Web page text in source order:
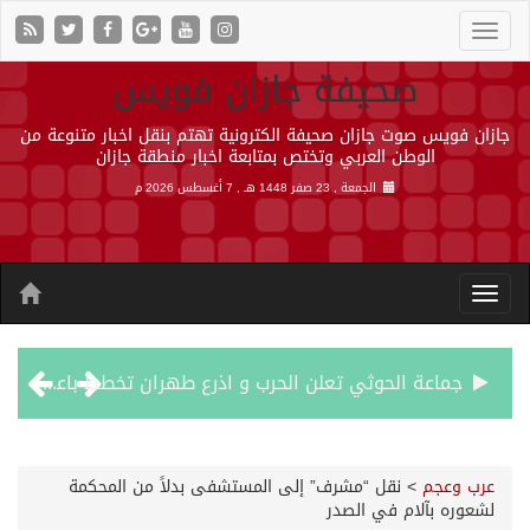
صحيفة جازان فويس
جازان فويس صوت جازان صحيفة الكترونية تهتم بنقل اخبار متنوعة من
الوطن العربي وتختص بمتابعة اخبار منطقة جازان
الجمعة , 23 صفر 1448 هـ , 7 أغسطس 2026 م
جماعة الحوثي تعلن الحرب و اذرع طهران تخطط باعمال ارهابية واسعة تطال دول الشرق الاوسط
عرب وعجم > نقل “مشرف” إلى المستشفى بدلاً من المحكمة
لشعوره بآلام في الصدر